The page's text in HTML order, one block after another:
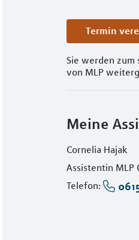
Termin
Sie werden zum
von MLP
Meine
Cornelia Hajak
Assistentin MLP
Telefon: